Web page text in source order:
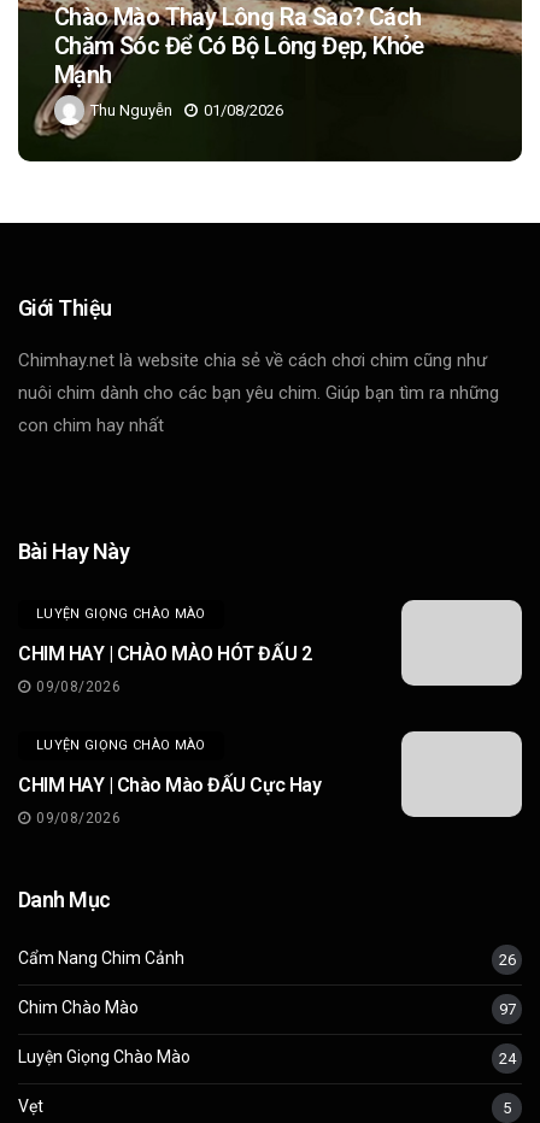
Chào Mào Thay Lông Ra Sao? Cách
Chăm Sóc Để Có Bộ Lông Đẹp, Khỏe
Mạnh
Thu Nguyễn 01/08/2026
Giới Thiệu
Chimhay.net là website chia sẻ về cách chơi chim cũng như
nuôi chim dành cho các bạn yêu chim. Giúp bạn tìm ra những
con chim hay nhất
Bài Hay Này
LUYỆN GIỌNG CHÀO MÀO
CHIM HAY | CHÀO MÀO HÓT ĐẤU 2
09/08/2026
LUYỆN GIỌNG CHÀO MÀO
CHIM HAY | Chào Mào ĐẤU Cực Hay
09/08/2026
Danh Mục
Cẩm Nang Chim Cảnh 26
Chim Chào Mào 97
Luyện Giọng Chào Mào 24
Vẹt 5